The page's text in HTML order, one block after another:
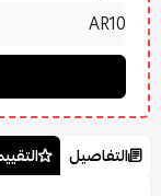
التفاصيل